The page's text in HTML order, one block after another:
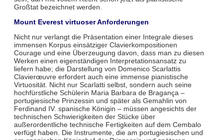
Großtat bezeichnet werden.
Mount Everest virtuoser Anforderungen
Nicht nur verlangt die Präsentation einer Integrale dieses
immensen Korpus einsätziger Clavierkompositionen
Courage und eine Überzeugung davon, dass man zu diesen
Werken einen eigenständigen Interpretationsansatz zu
liefern habe; die Darstellung von Domenico Scarlattis
Clavierœuvre erfordert auch eine immense pianistische
Virtuosität. Nicht nur Scarlatti selbst, sondern auch seine
hochfürstliche Schülerin Maria Barbara de Bragança –
portugiesische Prinzessin und später als Gemahlin von
Ferdinand IV. spanische Königin – müssen angesichts der
technischen Schwierigkeiten der Stücke über
außerordentliche technische Fertigkeiten auf dem Cembalo
verfügt haben. Die Instrumente, die am portugiesischen und